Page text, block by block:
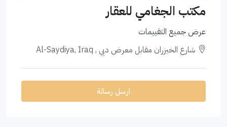
مكتب الجغامي للعقار
عرض جميع التقييمات
شارع الخيزران مقابل معرض دبي , Al-Saydiya, Iraq
ارسل رسالة